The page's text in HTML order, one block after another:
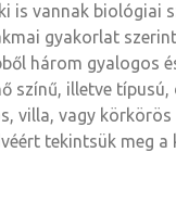
is vannak biológiai
gyakorlat
három gyalogos
színű, illetve
villa, vagy
tekintsük meg a